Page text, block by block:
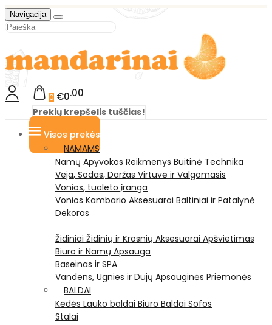
Navigacija
0 €0 00
Prekių krepšelis tuščias!
Visos prekės
NAMAMS
Namų Apyvokos Reikmenys Buitinė Technika
Veja, Sodas, Daržas Virtuvė ir Valgomasis
Vonios, tualeto įranga
Vonios Kambario Aksesuarai Baltiniai ir Patalynė
Dekoras
Židiniai Židinių ir Krosnių Aksesuarai Apšvietimas
Biuro ir Namų Apsauga
Baseinas ir SPA
Vandens, Ugnies ir Dujų Apsauginės Priemonės
BALDAI
Kėdės Lauko baldai Biuro Baldai Sofos
Stalai